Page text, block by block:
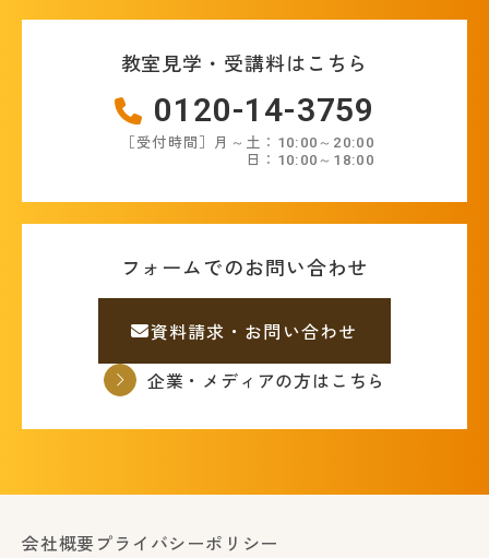
教室見学・受講料はこちら
0120-14-3759
［受付時間］月～土：10:00～20:00
日：10:00～18:00
フォームでのお問い合わせ
資料請求・お問い合わせ
企業・メディアの方はこちら
会社概要プライバシーポリシー